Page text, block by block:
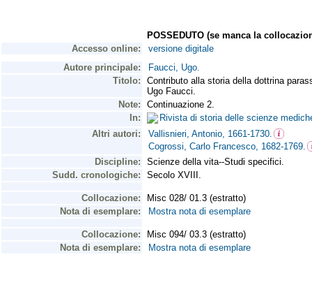
POSSEDUTO (se manca la
Accesso online:
versione digitale
Autore principale:
Faucci, Ugo.
Titolo:
Contributo alla storia della dottrina
Ugo Faucci.
Note:
Continuazione 2.
In:
Rivista di storia delle scienze
Altri autori:
Vallisnieri, Antonio, 1661-1730.
Cogrossi, Carlo Francesco, 1682-1769.
Discipline:
Scienze della vita--Studi specifici.
Sudd. cronologiche:
Secolo XVIII.
Collocazione:
Misc 028/ 01.3 (estratto)
Nota di esemplare:
Mostra nota di esemplare
Collocazione:
Misc 094/ 03.3 (estratto)
Nota di esemplare:
Mostra nota di esemplare